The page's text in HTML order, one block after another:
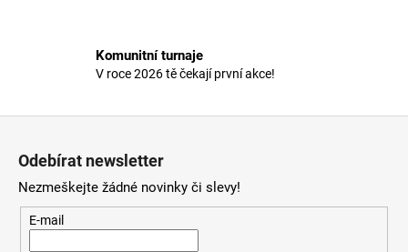
ý
p
Komunitní turnaje
V roce 2026 tě čekají první akce!
Odebírat newsletter
Nezmeškejte žádné novinky či slevy!
E-mail